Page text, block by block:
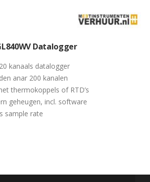
Datalogger
kanaals datalogger
anar 200 kanalen
thermokoppels of RTD’s
geheugen, incl. software
sample rate